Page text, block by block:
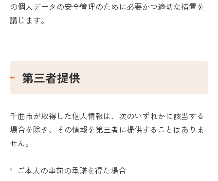
の個人データの安全管理のために必要かつ適切な措置を
講じます。
第三者提供
千曲市が取得した個人情報は、次のいずれかに該当する
場合を除き、その情報を第三者に提供することはありま
せん。
ご本人の事前の承諾を得た場合